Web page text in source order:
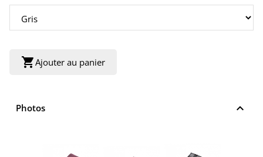
shopping_cartAjouter au panier
Photos keyboard_arrow_up